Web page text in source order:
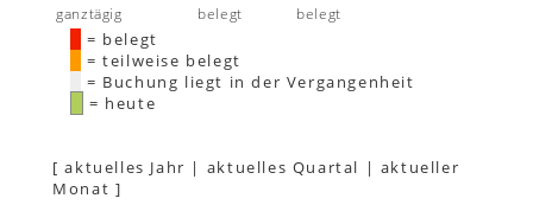
ganztägig
belegt belegt
= belegt
= teilweise belegt
= Buchung liegt in der Vergangenheit
= heute
[aktuelles Jahr | aktuelles Quartal | aktueller
Monat ]